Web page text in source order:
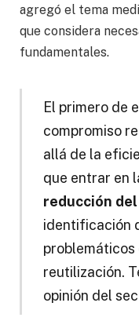
agregó el tema
que considera
fundamentales.
El primero de
compromiso
allá de la
que entrar en
reducción
identificación
problemáticos
reutilización.
opinión del